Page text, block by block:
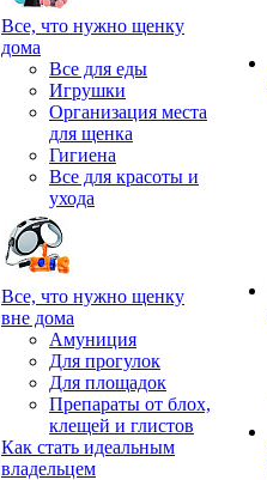
Все, что нужно щенку
дома
Все для еды
Игрушки
Организация места
для щенка
Гигиена
Все для красоты и
ухода
Все, что нужно щенку
вне дома
Амуниция
Для прогулок
Для площадок
Препараты от блох,
клещей и глистов
Как стать идеальным
владельцем